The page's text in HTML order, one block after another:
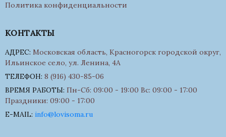
Политика конфиденциальности
КОНТАКТЫ
АДРЕС: Московская область, Красногорск городской округ,
Ильинское село, ул. Ленина, 4А
ТЕЛЕФОН: 8 (916) 430-85-06
ВРЕМЯ РАБОТЫ: Пн-Сб: 09:00 - 19:00 Вс: 09:00 - 17:00
Праздники: 09:00 - 17:00
E-MAIL: info@lovisoma.ru